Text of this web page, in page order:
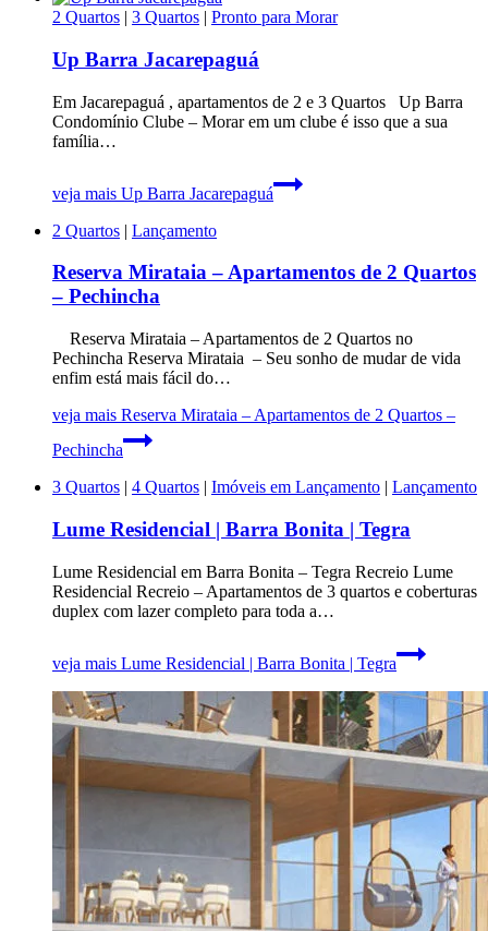
2 Quartos | 3 Quartos | Pronto para Morar
Up Barra Jacarepaguá
Em Jacarepaguá , apartamentos de 2 e 3 Quartos Up Barra
Condomínio Clube – Morar em um clube é isso que a sua
família…
veja mais Up Barra Jacarepaguá
2 Quartos | Lançamento
Reserva Mirataia – Apartamentos de 2 Quartos
– Pechincha
Reserva Mirataia – Apartamentos de 2 Quartos no
Pechincha Reserva Mirataia – Seu sonho de mudar de vida
enfim está mais fácil do…
veja mais Reserva Mirataia – Apartamentos de 2 Quartos –
Pechincha
3 Quartos | 4 Quartos | Imóveis em Lançamento | Lançamento
Lume Residencial | Barra Bonita | Tegra
Lume Residencial em Barra Bonita – Tegra Recreio Lume
Residencial Recreio – Apartamentos de 3 quartos e coberturas
duplex com lazer completo para toda a…
veja mais Lume Residencial | Barra Bonita | Tegra